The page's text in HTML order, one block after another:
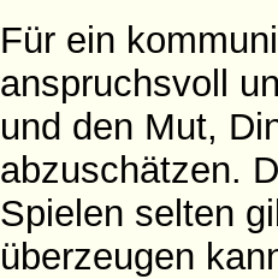
Für ein
anspruchsvoll
und den Mut,
abzuschätzen.
Spielen selten
überzeugen